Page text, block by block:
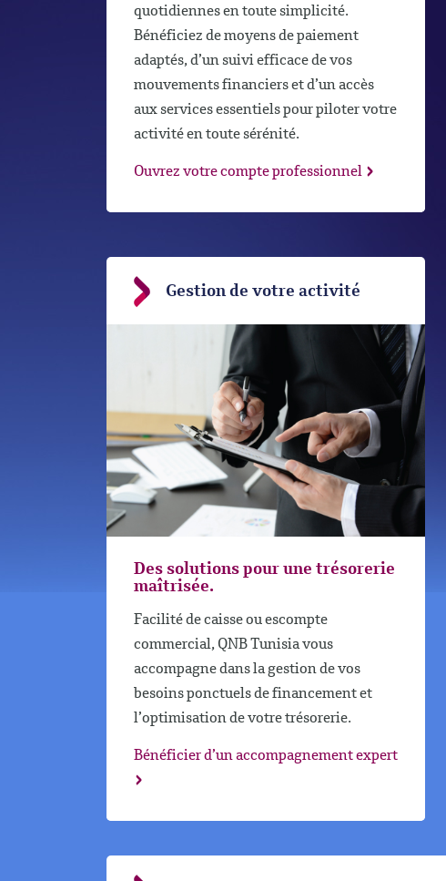
quotidiennes en toute simplicité.
Bénéficiez de moyens de paiement
adaptés, d’un suivi efficace de vos
mouvements financiers et d’un accès
aux services essentiels pour piloter votre
activité en toute sérénité.
Ouvrez votre compte professionnel
Gestion de votre activité
Des solutions pour une trésorerie
maîtrisée.
Facilité de caisse ou escompte
commercial, QNB Tunisia vous
accompagne dans la gestion de vos
besoins ponctuels de financement et
l’optimisation de votre trésorerie.
Bénéficier d’un accompagnement expert